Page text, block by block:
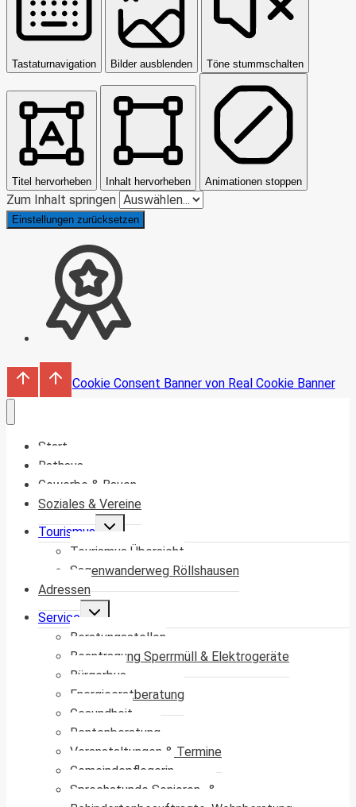
Tastaturnavigation Bilder ausblenden Töne stummschalten
Titel hervorheben Inhalt hervorheben Animationen stoppen
Zum Inhalt springen
Einstellungen zurücksetzen
Cookie Consent Banner von Real Cookie Banner
Start
Rathaus
Gewerbe & Bauen
Soziales & Vereine
Tourismus
Untermenü
umschalten
Tourismus Übersicht
Sagenwanderweg Röllshausen
Adressen
Service
Untermenü
umschalten
Beratungsstellen
Beantragung Sperrmüll & Elektrogeräte
Bürgerbus
Energieerstberatung
Gesundheit
Rentenberatung
Veranstaltungen & Termine
Gemeindepflegerin
Sprechstunde Senioren- &